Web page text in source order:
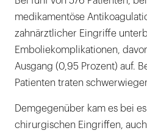
medikamentöse
zahnärztlicher Eingriffe
Emboliekomplikationen,
Ausgang (0,95 Prozent) auf.
Patienten traten
Demgegenüber kam es bei
chirurgischen Eingriffen,